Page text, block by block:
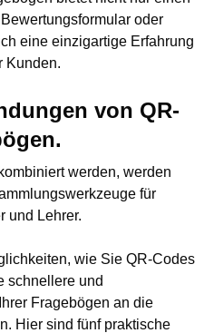
oder
eine einzigartige Erfahrung
Kunden.
von QR-
werden, werden
für
und Lehrer.
wie Sie QR-Codes
schnellere und
Fragebögen an die
Hier sind fünf praktische